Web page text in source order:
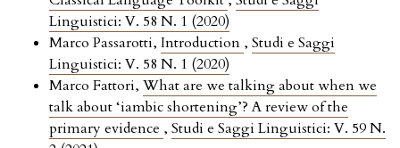
Linguistici: V. 58 N. 1 (2020)
Marco Passarotti, Introduction , Studi e Saggi
Linguistici: V. 58 N. 1 (2020)
Marco Fattori, What are we talking about when we
talk about ‘iambic shortening’? A review of the
primary evidence , Studi e Saggi Linguistici: V. 59 N.